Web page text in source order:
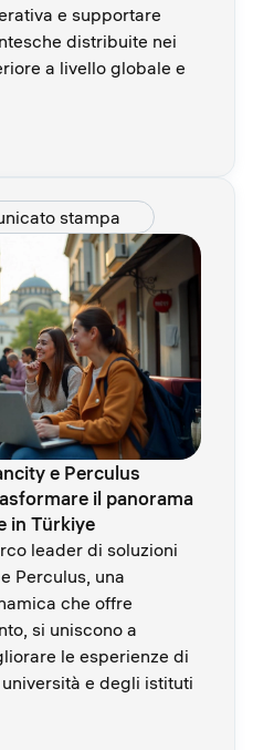
e supportare
distribuite nei
a livello globale e
stampa
e Perculus
il panorama
in Türkiye
leader di soluzioni
Perculus, una
che offre
si uniscono a
le esperienze di
e degli istituti